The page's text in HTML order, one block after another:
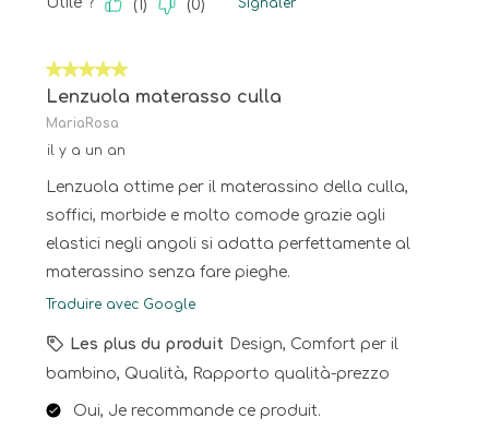
(1) (0) Signaler
5 sur 5 étoiles.
Lenzuola materasso culla
MariaRosa
il y a un an
Lenzuola ottime per il materassino della culla,
soffici, morbide e molto comode grazie agli
elastici negli angoli si adatta perfettamente al
materassino senza fare pieghe.
Traduire avec Google
Les plus du produit
Design, Comfort per il
bambino, Qualità, Rapporto qualità-prezzo
Oui, Je recommande ce produit.